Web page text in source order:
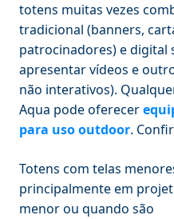
totens muitas vezes
tradicional (banners,
patrocinadores) e digital
apresentar vídeos e
não interativos).
Aqua pode oferecer
para uso outdoor.
Totens com telas
principalmente em
menor ou quando são